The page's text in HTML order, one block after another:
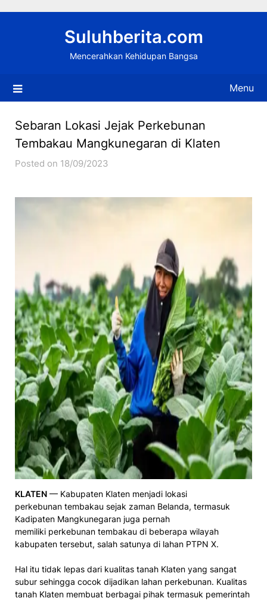
Suluhberita.com
Mencerahkan Kehidupan Bangsa
Menu
Sebaran Lokasi Jejak Perkebunan
Tembakau Mangkunegaran di Klaten
Posted on 18/09/2023
KLATEN — Kabupaten Klaten menjadi lokasi
perkebunan tembakau sejak zaman Belanda, termasuk
Kadipaten Mangkunegaran juga pernah
memiliki perkebunan tembakau di beberapa wilayah
kabupaten tersebut, salah satunya di lahan PTPN X.
Hal itu tidak lepas dari kualitas tanah Klaten yang sangat
subur sehingga cocok dijadikan lahan perkebunan. Kualitas
tanah Klaten membuat berbagai pihak termasuk pemerintah